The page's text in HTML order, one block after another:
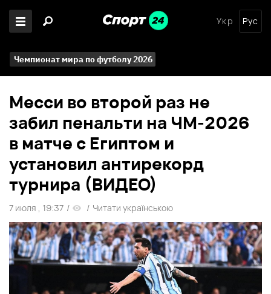
Укр Рус
Чемпионат мира по футболу 2026
Месси во второй раз не
забил пенальти на ЧМ-2026
в матче с Египтом и
установил антирекорд
турнира (ВИДЕО)
7 июля , 19:37 / / Читати українською